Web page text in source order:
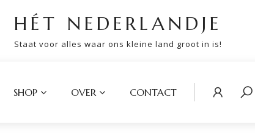
HÉT NEDERLANDJE
Staat voor alles waar ons kleine land groot in is!
SHOP OVER CONTACT